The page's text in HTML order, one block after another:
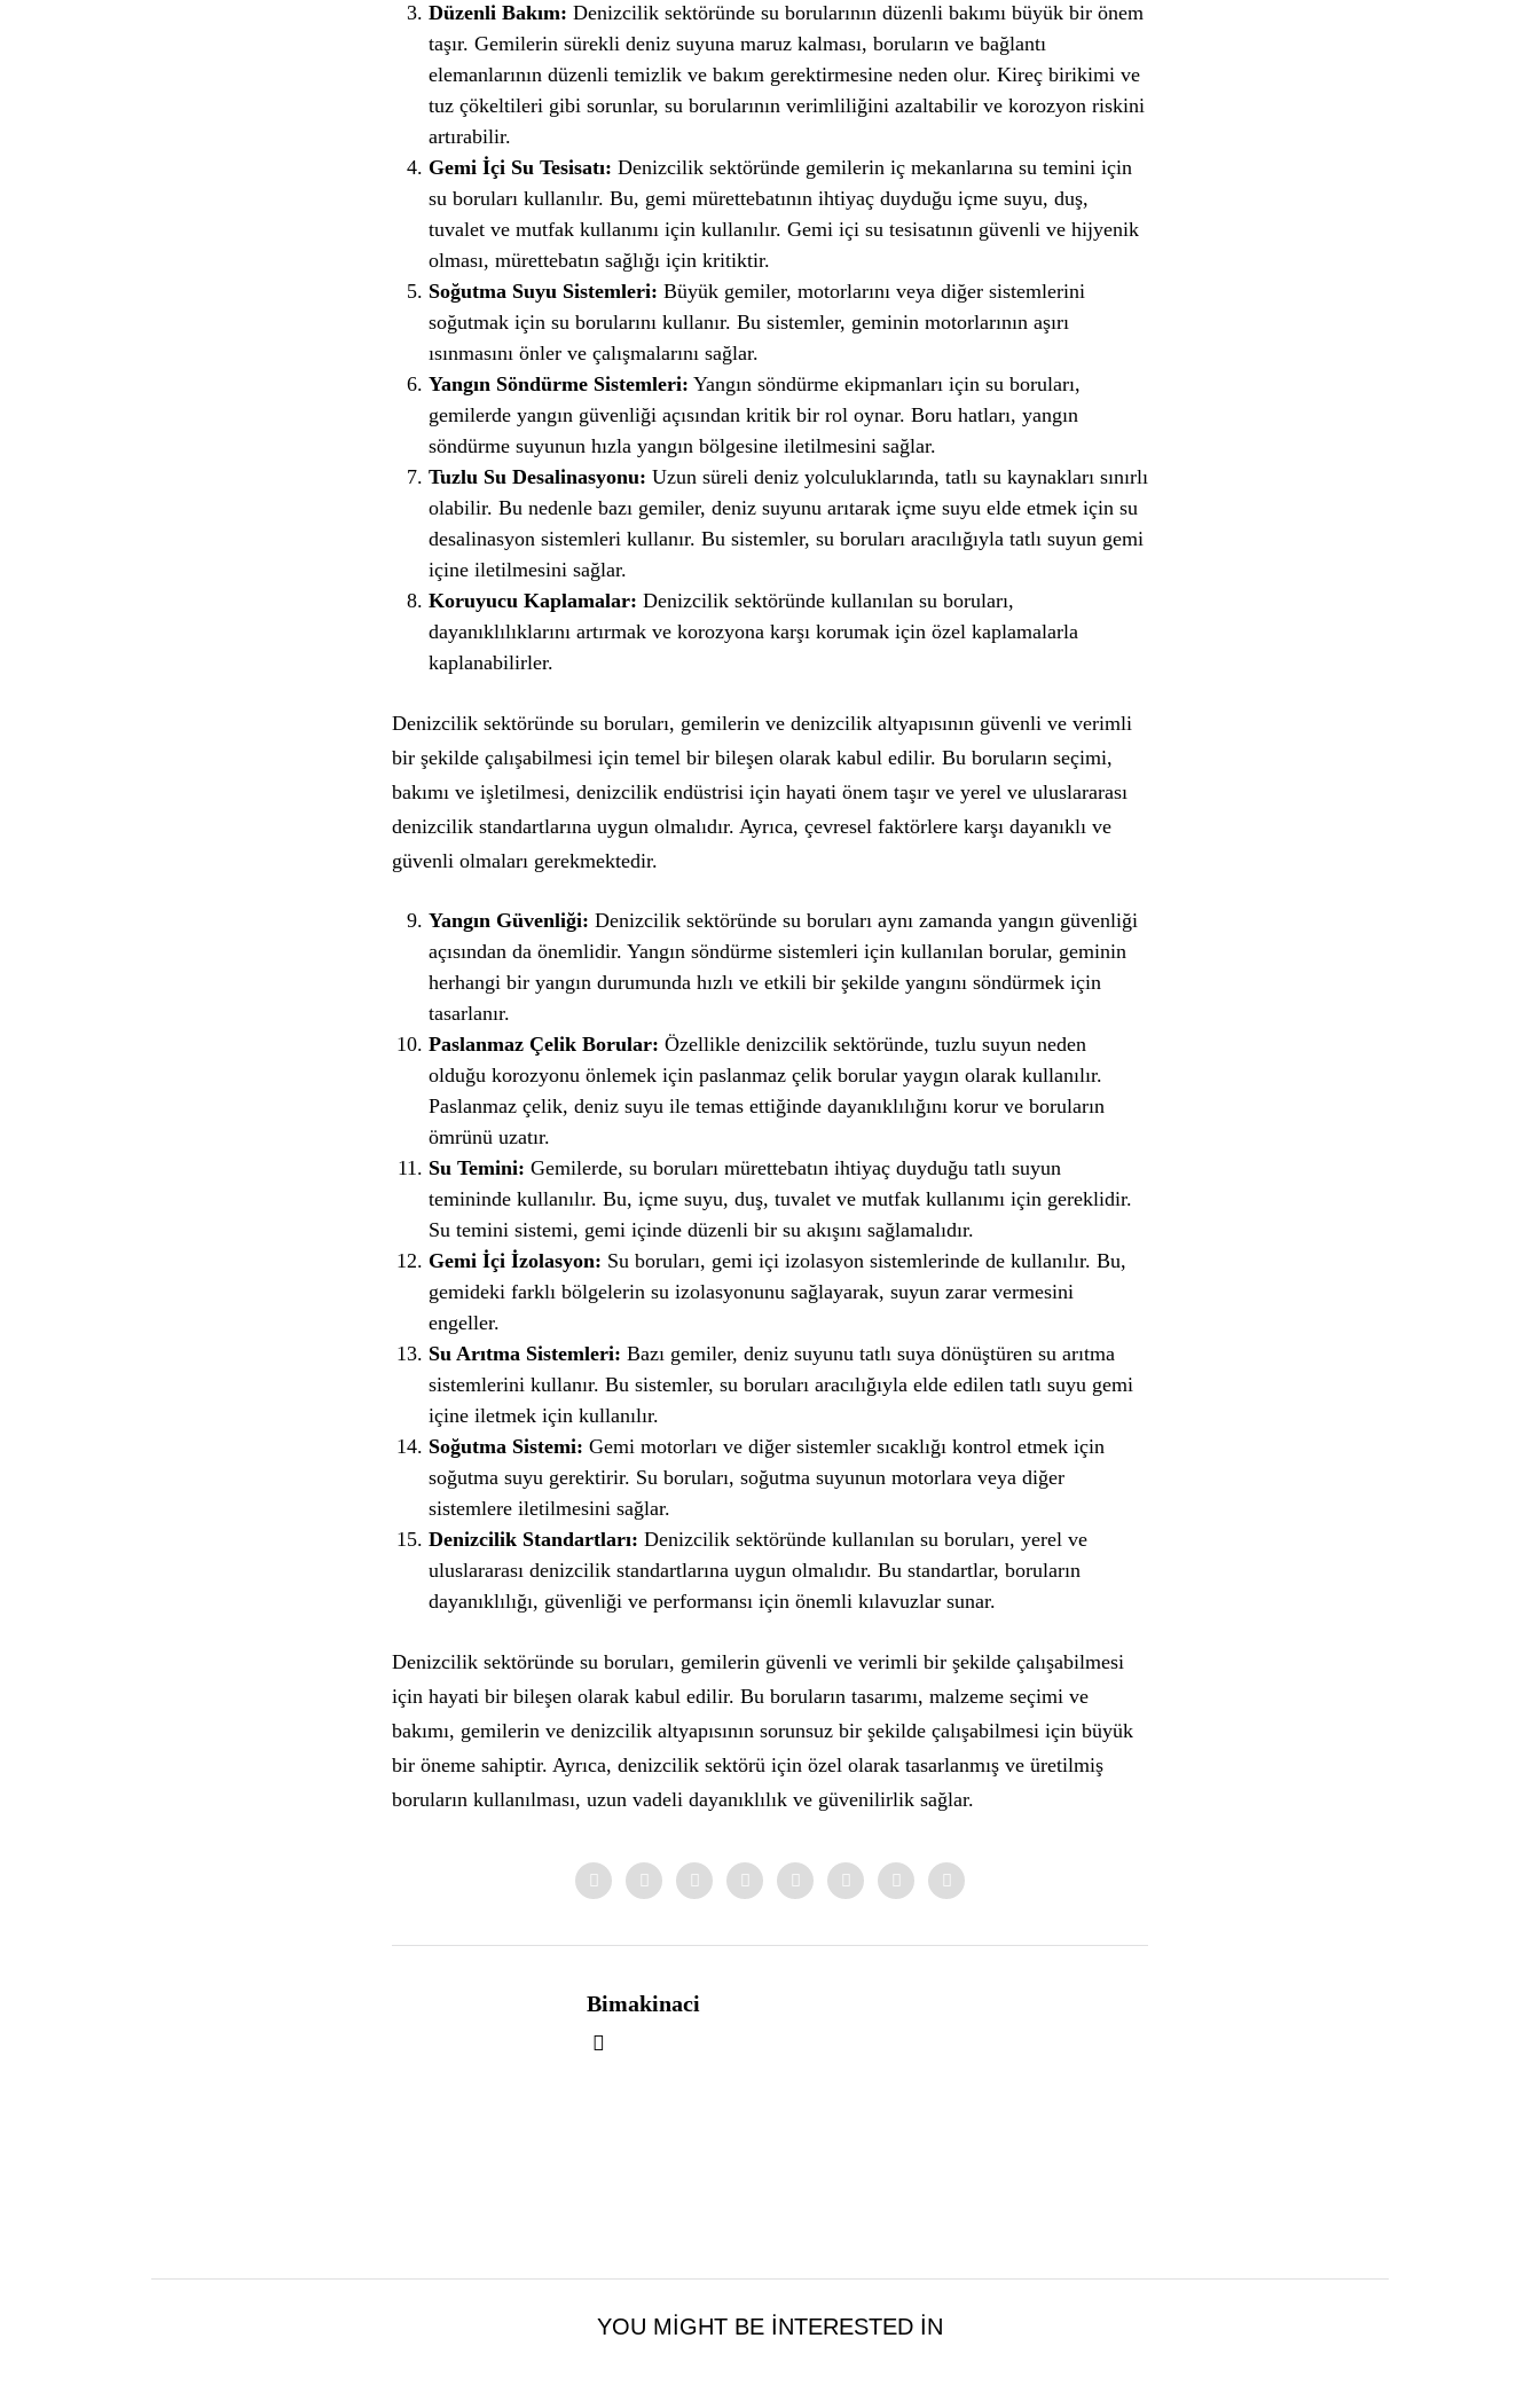
Düzenli Bakım: Denizcilik sektöründe su borularının düzenli bakımı büyük bir önem
taşır. Gemilerin sürekli deniz suyuna maruz kalması, boruların ve bağlantı
elemanlarının düzenli temizlik ve bakım gerektirmesine neden olur. Kireç birikimi ve
tuz çökeltileri gibi sorunlar, su borularının verimliliğini azaltabilir ve korozyon riskini
artırabilir.
Gemi İçi Su Tesisatı: Denizcilik sektöründe gemilerin iç mekanlarına su temini için
su boruları kullanılır. Bu, gemi mürettebatının ihtiyaç duyduğu içme suyu, duş,
tuvalet ve mutfak kullanımı için kullanılır. Gemi içi su tesisatının güvenli ve hijyenik
olması, mürettebatın sağlığı için kritiktir.
Soğutma Suyu Sistemleri: Büyük gemiler, motorlarını veya diğer sistemlerini
soğutmak için su borularını kullanır. Bu sistemler, geminin motorlarının aşırı
ısınmasını önler ve çalışmalarını sağlar.
Yangın Söndürme Sistemleri: Yangın söndürme ekipmanları için su boruları,
gemilerde yangın güvenliği açısından kritik bir rol oynar. Boru hatları, yangın
söndürme suyunun hızla yangın bölgesine iletilmesini sağlar.
Tuzlu Su Desalinasyonu: Uzun süreli deniz yolculuklarında, tatlı su kaynakları sınırlı
olabilir. Bu nedenle bazı gemiler, deniz suyunu arıtarak içme suyu elde etmek için su
desalinasyon sistemleri kullanır. Bu sistemler, su boruları aracılığıyla tatlı suyun gemi
içine iletilmesini sağlar.
Koruyucu Kaplamalar: Denizcilik sektöründe kullanılan su boruları,
dayanıklılıklarını artırmak ve korozyona karşı korumak için özel kaplamalarla
kaplanabilirler.
Denizcilik sektöründe su boruları, gemilerin ve denizcilik altyapısının güvenli ve verimli
bir şekilde çalışabilmesi için temel bir bileşen olarak kabul edilir. Bu boruların seçimi,
bakımı ve işletilmesi, denizcilik endüstrisi için hayati önem taşır ve yerel ve uluslararası
denizcilik standartlarına uygun olmalıdır. Ayrıca, çevresel faktörlere karşı dayanıklı ve
güvenli olmaları gerekmektedir.
Yangın Güvenliği: Denizcilik sektöründe su boruları aynı zamanda yangın güvenliği
açısından da önemlidir. Yangın söndürme sistemleri için kullanılan borular, geminin
herhangi bir yangın durumunda hızlı ve etkili bir şekilde yangını söndürmek için
tasarlanır.
Paslanmaz Çelik Borular: Özellikle denizcilik sektöründe, tuzlu suyun neden
olduğu korozyonu önlemek için paslanmaz çelik borular yaygın olarak kullanılır.
Paslanmaz çelik, deniz suyu ile temas ettiğinde dayanıklılığını korur ve boruların
ömrünü uzatır.
Su Temini: Gemilerde, su boruları mürettebatın ihtiyaç duyduğu tatlı suyun
temininde kullanılır. Bu, içme suyu, duş, tuvalet ve mutfak kullanımı için gereklidir.
Su temini sistemi, gemi içinde düzenli bir su akışını sağlamalıdır.
Gemi İçi İzolasyon: Su boruları, gemi içi izolasyon sistemlerinde de kullanılır. Bu,
gemideki farklı bölgelerin su izolasyonunu sağlayarak, suyun zarar vermesini
engeller.
Su Arıtma Sistemleri: Bazı gemiler, deniz suyunu tatlı suya dönüştüren su arıtma
sistemlerini kullanır. Bu sistemler, su boruları aracılığıyla elde edilen tatlı suyu gemi
içine iletmek için kullanılır.
Soğutma Sistemi: Gemi motorları ve diğer sistemler sıcaklığı kontrol etmek için
soğutma suyu gerektirir. Su boruları, soğutma suyunun motorlara veya diğer
sistemlere iletilmesini sağlar.
Denizcilik Standartları: Denizcilik sektöründe kullanılan su boruları, yerel ve
uluslararası denizcilik standartlarına uygun olmalıdır. Bu standartlar, boruların
dayanıklılığı, güvenliği ve performansı için önemli kılavuzlar sunar.
Denizcilik sektöründe su boruları, gemilerin güvenli ve verimli bir şekilde çalışabilmesi
için hayati bir bileşen olarak kabul edilir. Bu boruların tasarımı, malzeme seçimi ve
bakımı, gemilerin ve denizcilik altyapısının sorunsuz bir şekilde çalışabilmesi için büyük
bir öneme sahiptir. Ayrıca, denizcilik sektörü için özel olarak tasarlanmış ve üretilmiş
boruların kullanılması, uzun vadeli dayanıklılık ve güvenilirlik sağlar.
Bimakinaci
YOU MIGHT BE INTERESTED IN